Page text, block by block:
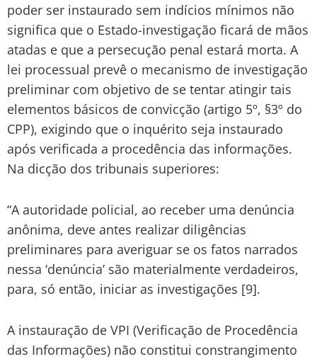
poder ser instaurado sem indícios mínimos não
significa que o Estado-investigação ficará de mãos
atadas e que a persecução penal estará morta. A
lei processual prevê o mecanismo de investigação
preliminar com objetivo de se tentar atingir tais
elementos básicos de convicção (artigo 5º, §3º do
CPP), exigindo que o inquérito seja instaurado
após verificada a procedência das informações.
Na dicção dos tribunais superiores:
“A autoridade policial, ao receber uma denúncia
anônima, deve antes realizar diligências
preliminares para averiguar se os fatos narrados
nessa ‘denúncia’ são materialmente verdadeiros,
para, só então, iniciar as investigações [9].
A instauração de VPI (Verificação de Procedência
das Informações) não constitui constrangimento